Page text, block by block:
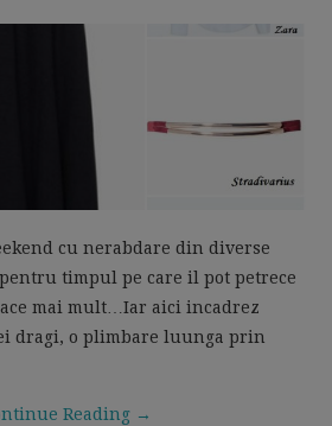
cu nerabdare din diverse
timpul pe care il pot petrece
mai mult…Iar aici incadrez
dragi, o plimbare luunga prin
Reading →